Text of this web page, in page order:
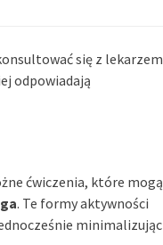
się z lekarzem
odpowiadają
ćwiczenia, które mogą
. Te formy aktywności
minimalizując